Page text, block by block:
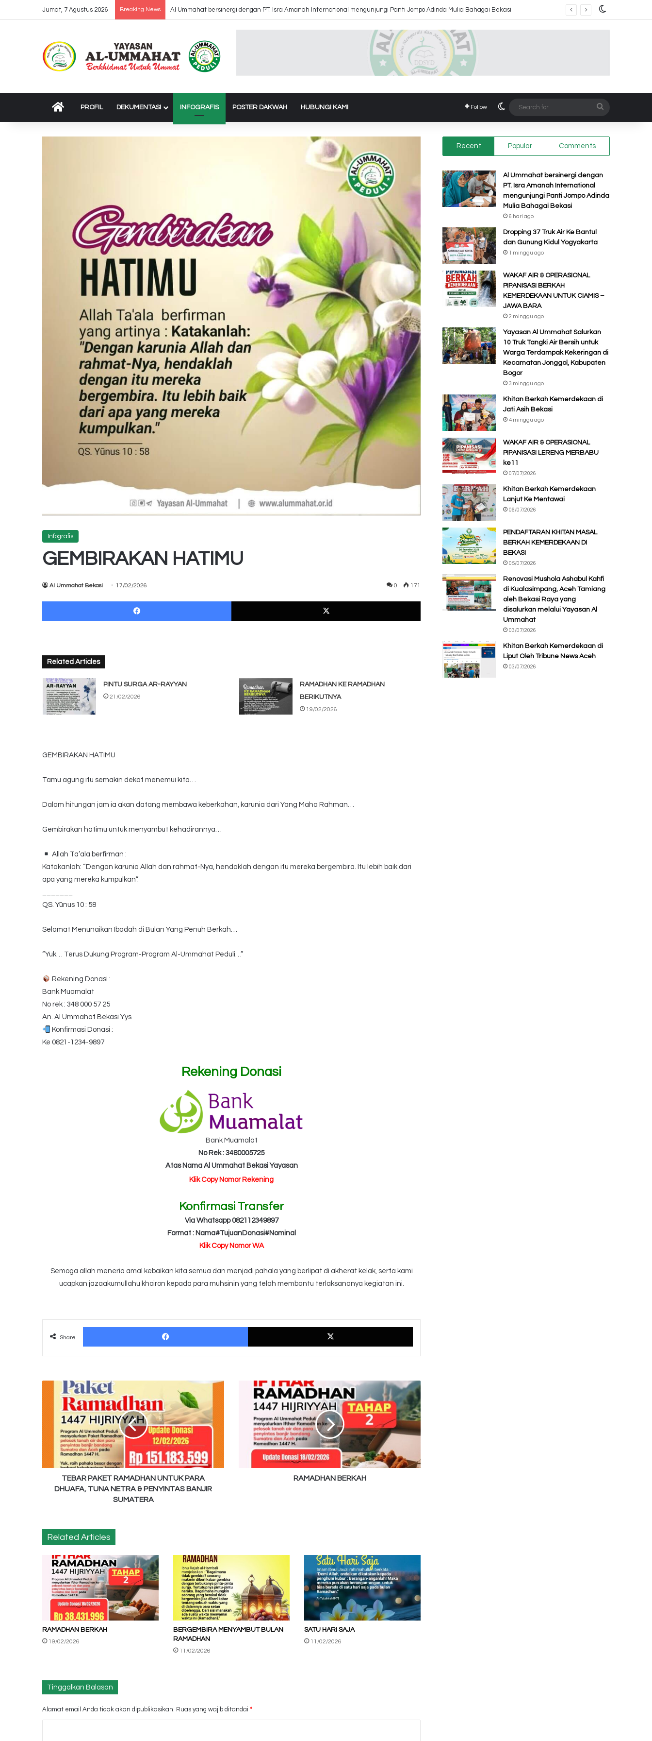
Jumat, 7 Agustus 2026 Breaking News Dropping 37 Truk Air Ke Bantul dan Gunung Kidul Yogyakarta
BERANDA
PROFIL DEKUMENTASI INFOGRAFIS POSTER DAKWAH HUBUNGI KAMI Follow Switch skin
for
Infografis
GEMBIRAKAN HATIMU
Al Ummahat Bekasi 17/02/2026 0 171
Facebook X
Related Articles
PINTU SURGA AR-RAYYAN
21/02/2026
RAMADHAN KE RAMADHAN
BERIKUTNYA
19/02/2026
GEMBIRAKAN HATIMU
Tamu agung itu semakin dekat menemui kita…
Dalam hitungan jam ia akan datang membawa keberkahan, karunia dari Yang Maha Rahman…
Gembirakan hatimu untuk menyambut kehadirannya…
Allah Ta’ala berfirman :
Katakanlah: “Dengan karunia Allah dan rahmat-Nya, hendaklah dengan itu mereka bergembira. Itu lebih baik dari
apa yang mereka kumpulkan”.
QS. Yūnus 10 : 58
Selamat Menunaikan Ibadah di Bulan Yang Penuh Berkah…
“Yuk… Terus Dukung Program-Program Al-Ummahat Peduli…”
Rekening Donasi :
Bank Muamalat
No rek : 348 000 57 25
An. Al Ummahat Bekasi Yys
Konfirmasi Donasi :
Ke 0821-1234-9897
Rekening Donasi
Bank Muamalat
No Rek : 3480005725
Atas Nama Al Ummahat Bekasi Yayasan
Klik Copy Nomor Rekening
Konfirmasi Transfer
Via Whatsapp 082112349897
Format : Nama#TujuanDonasi#Nominal
Klik Copy Nomor WA
Semoga allah meneria amal kebaikan kita semua dan menjadi pahala yang berlipat di akherat kelak, serta kami
ucapkan jazaakumullahu khoiron kepada para muhsinin yang telah membantu terlaksananya kegiatan ini.
Share
Facebook X
PAKET
RAMADHAN
UNTUK
DHUAFA,
NETRA
&
PENYINTAS
BANJIR
TEBAR PAKET RAMADHAN UNTUK PARA
DHUAFA, TUNA NETRA & PENYINTAS BANJIR
SUMATERA
RAMADHAN
BERKAH
RAMADHAN BERKAH
Related Articles
RAMADHAN BERKAH
19/02/2026
BERGEMBIRA MENYAMBUT BULAN
RAMADHAN
11/02/2026
SATU HARI SAJA
11/02/2026
Tinggalkan Balasan
Alamat email Anda tidak akan dipublikasikan. Ruas yang wajib ditandai *
Recent Popular Comments
Al Ummahat bersinergi dengan
PT. Isra Amanah International
mengunjungi Panti Jompo Adinda
Mulia Bahagai Bekasi
6 hari ago
Dropping 37 Truk Air Ke Bantul
dan Gunung Kidul Yogyakarta
1 minggu ago
WAKAF AIR & OPERASIONAL
PIPANISASI BERKAH
KEMERDEKAAN UNTUK CIAMIS –
JAWA BARA
2 minggu ago
Yayasan Al Ummahat Salurkan
10 Truk Tangki Air Bersih untuk
Warga Terdampak Kekeringan di
Kecamatan Jonggol, Kabupaten
Bogor
3 minggu ago
Khitan Berkah Kemerdekaan di
Jati Asih Bekasi
4 minggu ago
WAKAF AIR & OPERASIONAL
PIPANISASI LERENG MERBABU
ke11
07/07/2026
Khitan Berkah Kemerdekaan
Lanjut Ke Mentawai
06/07/2026
PENDAFTARAN KHITAN MASAL
BERKAH KEMERDEKAAN DI
BEKASI
05/07/2026
Renovasi Mushola Ashabul Kahfi
di Kualasimpang, Aceh Tamiang
oleh Bekasi Raya yang
disalurkan melalui Yayasan Al
Ummahat
03/07/2026
Khitan Berkah Kemerdekaan di
Liput Oleh Tribune News Aceh
03/07/2026